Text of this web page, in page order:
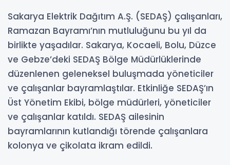
Sakarya Elektrik Dağıtım A.Ş. (SEDAŞ) çalışanları,
Ramazan Bayramı’nın mutluluğunu bu yıl da
birlikte yaşadılar. Sakarya, Kocaeli, Bolu, Düzce
ve Gebze’deki SEDAŞ Bölge Müdürlüklerinde
düzenlenen geleneksel buluşmada yöneticiler
ve çalışanlar bayramlaştılar. Etkinliğe SEDAŞ’ın
Üst Yönetim Ekibi, bölge müdürleri, yöneticiler
ve çalışanlar katıldı. SEDAŞ ailesinin
bayramlarının kutlandığı törende çalışanlara
kolonya ve çikolata ikram edildi.